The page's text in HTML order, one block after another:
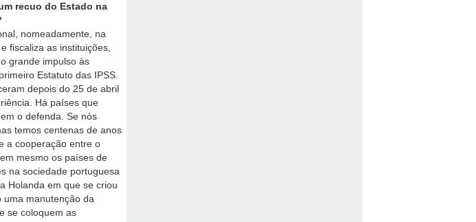
recuo do Estado na
nomeadamente, na
fiscaliza as instituições,
grande impulso às
Estatuto das IPSS.
depois do 25 de abril
Há países que
o defenda. Se nós
temos centenas de anos
a cooperação entre o
mesmo os países de
na sociedade portuguesa
Holanda em que se criou
uma manutenção da
se coloquem as